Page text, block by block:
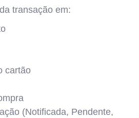
transação em:
cartão
(Notificada, Pendente,